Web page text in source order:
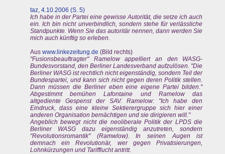
taz, 4.10.2006 (S. 5)
Ich habe in der Partei eine gewisse Autorität, die setze ich auch
ein. Ich bin nicht unverbindlich, sondern stehe für verlässliche
Standpunkte. Wenn Sie das autoritär nennen, dann werden Sie
mich auch künftig so erleben.
Aus www.linkezeitung.de (Bild rechts)
"Fusionsbeauftragter" Ramelow appelliert an den WASG-
Bundesvorstand, den Berliner Landesverband aufzulösen. "Die
Berliner WASG ist rechtlich nicht eigenständig, sondern Teil der
Bundespartei, und kann sich nicht gegen deren Politik stellen.
Dann müssen die Berliner eben eine eigene Partei bilden."
Abgestimmt bemühen Lafontaine und Ramelow das
altgediente Gespenst der SAV. Ramelow: "Ich habe den
Eindruck, dass eine kleine Sektierergruppe sich hier einer
anderen Organisation bemächtigen und sie dirigieren will."
Angeblich bewegt nicht die neoliberale Politik der LPDS die
Berliner WASG dazu eigenständig anzutreten, sondern
"Revolutionsromantik" (Ramwlow). In seinen Augen ist
demnach ein Revolutionär, wer gegen Privatisierungen,
Lohnkürzungen und Tarifflucht antritt.